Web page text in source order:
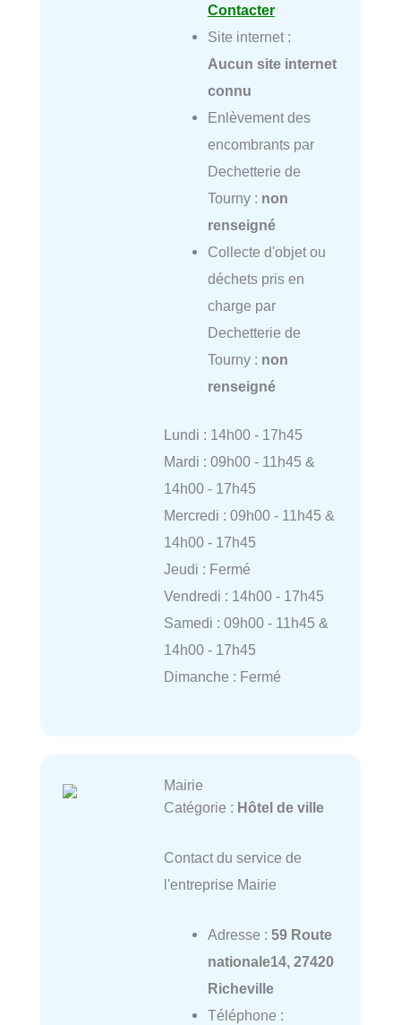
Contacter
Site internet :
Aucun site internet
connu
Enlèvement des
encombrants par
Dechetterie de
Tourny : non
renseigné
Collecte d'objet ou
déchets pris en
charge par
Dechetterie de
Tourny : non
renseigné
Lundi : 14h00 - 17h45
Mardi : 09h00 - 11h45 &
14h00 - 17h45
Mercredi : 09h00 - 11h45 &
14h00 - 17h45
Jeudi : Fermé
Vendredi : 14h00 - 17h45
Samedi : 09h00 - 11h45 &
14h00 - 17h45
Dimanche : Fermé
Mairie
Catégorie : Hôtel de ville
Contact du service de
l'entreprise Mairie
Adresse : 59 Route
nationale14, 27420
Richeville
Téléphone :